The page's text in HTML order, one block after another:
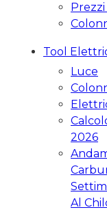
Tool
Luce
2026
Al